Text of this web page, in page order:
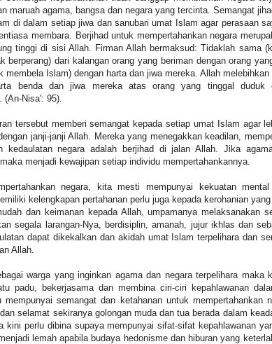
maruah agama, bangsa dan negara yang tercinta. Semangat
di dalam setiap jiwa dan sanubari umat Islam agar perasaan
membara. Berjihad untuk mempertahankan negara
tinggi di sisi Allah. Firman Allah bermaksud: Tidaklah sama
berperang) dari kalangan orang yang beriman dengan orang
membela Islam) dengan harta dan jiwa mereka. Allah melebihkan
benda dan jiwa mereka atas orang yang tinggal duduk
(An-Nisa': 95).
tersebut memberi semangat kepada setiap umat Islam agar
janji-janji Allah. Mereka yang menegakkan keadilan,
kedaulatan negara adalah berjihad di jalan Allah. Jika
menjadi kewajipan setiap individu mempertahankannya.
negara, kita mesti mempunyai kekuatan
kelengkapan pertahanan perlu juga kepada kerohanian
dan keimanan kepada Allah, umpamanya melaksanakan
segala larangan-Nya, berdisiplin, amanah, jujur ikhlas dan
dapat dikekalkan dan akidah umat Islam terpelihara dan
Allah.
warga yang inginkan agama dan negara terpelihara maka
padu, bekerjasama dan membina ciri-ciri kepahlawanan
mempunyai semangat dan ketahanan untuk mempertahankan
selamat sekiranya golongan muda dan tua berada dalam
kini perlu dibina supaya mempunyai sifat-sifat kepahlawanan
lemah apabila budaya hedonisme dan hiburan yang